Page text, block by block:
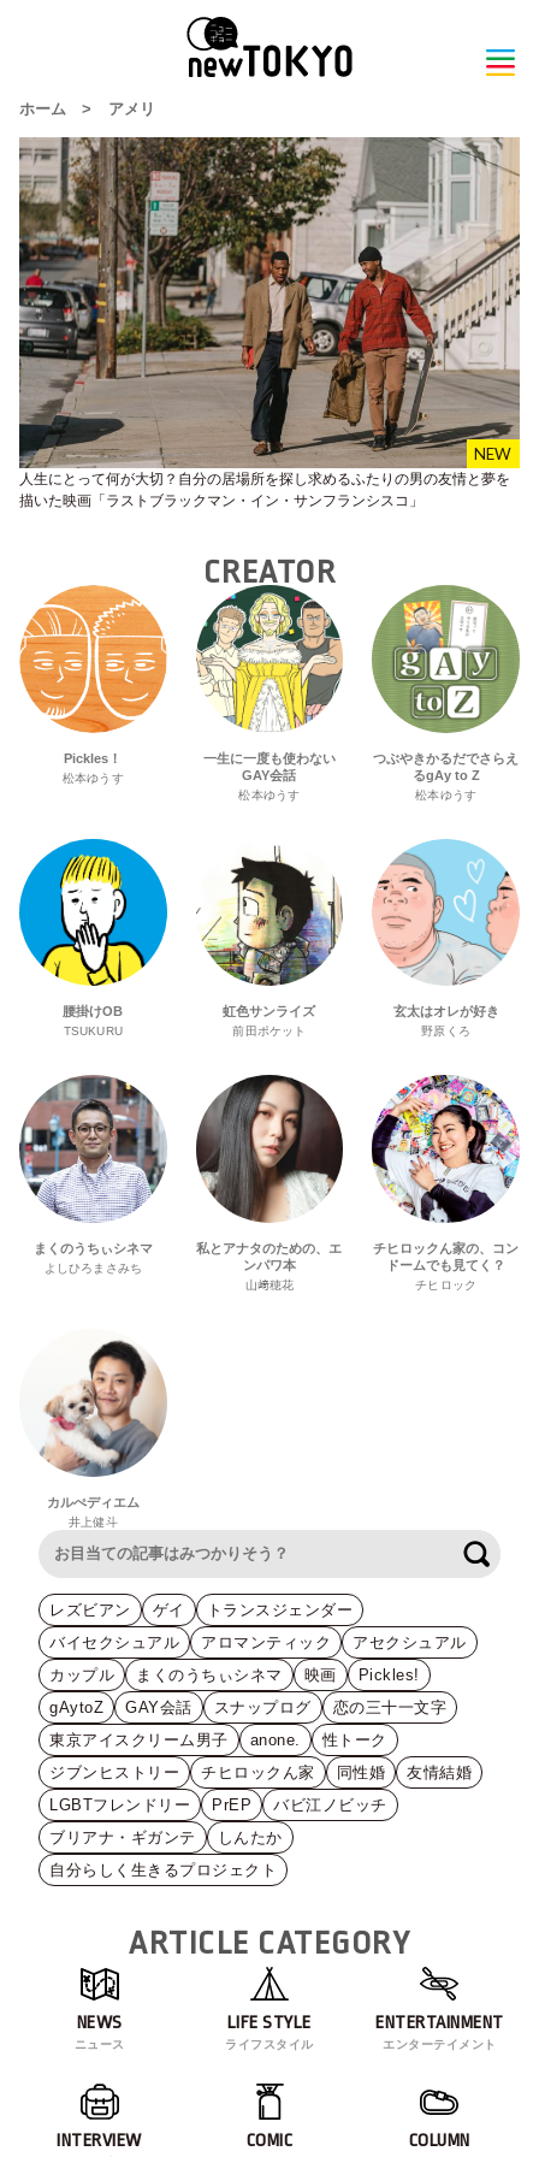
ホーム > アメリ
人生にとって何が大切？自分の居場所を探し求めるふたりの男の友情と夢を
描いた映画「ラストブラックマン・イン・サンフランシスコ」
CREATOR
Pickles！
松本ゆうす
一生に一度も使わない
GAY会話
松本ゆうす
つぶやきかるだでさらえ
るgAy to Z
松本ゆうす
腰掛けOB
TSUKURU
虹色サンライズ
前田ポケット
玄太はオレが好き
野原くろ
まくのうちぃシネマ
よしひろまさみち
私とアナタのための、エ
ンパワ本
山﨑穂花
チヒロックん家の、コン
ドームでも見てく？
チヒロック
カルぺディエム
井上健斗
レズビアン ゲイ
トランスジェンダー
バイセクシュアル
アロマンティック
アセクシュアル
カップル
まくのうちぃシネマ 映画
Pickles!
gAytoZ
GAY会話 スナップログ
恋の三十一文字
東京アイスクリーム男子
anone.
性トーク
ジブンヒストリー
チヒロックん家 同性婚
友情結婚
LGBTフレンドリー
PrEP
バビ江ノビッチ
ブリアナ・ギガンテ
しんたか
自分らしく生きるプロジェクト
ARTICLE CATEGORY
NEWS
ニュース
LIFE STYLE
ライフスタイル
ENTERTAINMENT
エンターテイメント
INTERVIEW COMIC COLUMN